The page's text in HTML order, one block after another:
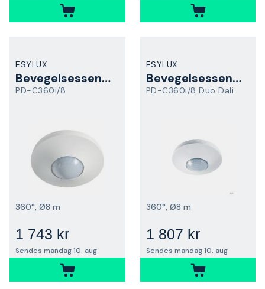
ESYLUX
Bevegelsessensor
PD-C360i/8
360°, Ø8 m
1 743 kr
Sendes mandag 10. aug
ESYLUX
Bevegelsessensor
PD-C360i/8 Duo Dali
360°, Ø8 m
1 807 kr
Sendes mandag 10. aug